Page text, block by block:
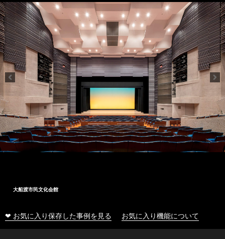
大船渡市民文化会館
❤ お気に入り保存した事例を見る お気に入り機能について